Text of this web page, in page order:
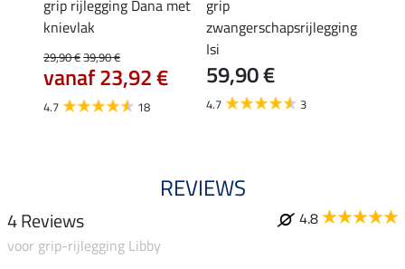
grip rijlegging Dana met
knievlak
29,90 €39,90 €
vanaf 23,92 €
4.7 18
grip
zwangerschapsrijlegging
Isi
59,90 €
4.7 3
REVIEWS
4 Reviews
4.8
voor grip-rijlegging Libby